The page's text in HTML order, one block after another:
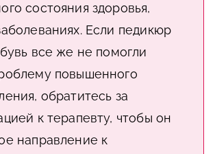
состояния здоровья,
Если педикюр
все же не помогли
повышенного
обратитесь за
к терапевту, чтобы он
направление к